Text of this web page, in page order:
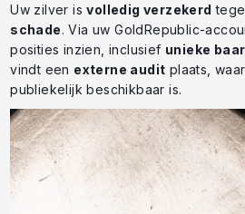
Uw zilver isvolledig verzekerd
schade. Via uw GoldRepublic-
posities inzien, inclusief unieke
vindt een externe audit plaats,
publiekelijk beschikbaar is.